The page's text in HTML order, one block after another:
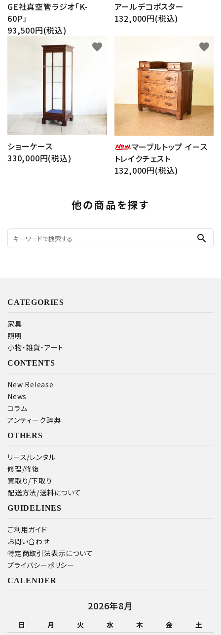
GE社真空管ラジオ「K-
60P」
93,500円(税込)
アールデコポスター
132,000円(税込)
ショーケース
330,000円(税込)
favorite
マーブルトップ イース
トレイクチェスト
132,000円(税込)
favorite
他の商品を探す
search
CATEGORIES
家具
照明
小物・雑貨・アート
CONTENTS
New Release
News
コラム
アンティーク辞典
OTHERS
リース/レンタル
修理/修復
買取り/下取り
配送方法/送料について
GUIDELINES
ご利用ガイド
お問い合わせ
特定商取引法表示について
プライバシーポリシー
CALENDER
2026年8月
日 月 火 水 木 金
土